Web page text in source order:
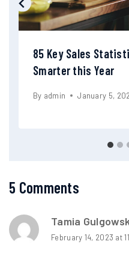
85 Key Sales
Smarter this Year
By admin January 5,
5 Comments
Tamia
February 14, 2023 at